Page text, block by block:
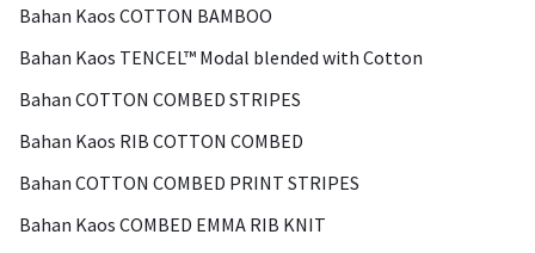
Bahan Kaos COTTON BAMBOO
Bahan Kaos TENCEL™ Modal blended with Cotton
Bahan COTTON COMBED STRIPES
Bahan Kaos RIB COTTON COMBED
Bahan COTTON COMBED PRINT STRIPES
Bahan Kaos COMBED EMMA RIB KNIT